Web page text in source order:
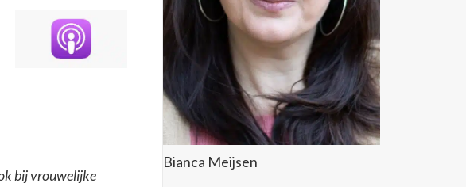
bij vrouwelijke
Bianca Meijsen